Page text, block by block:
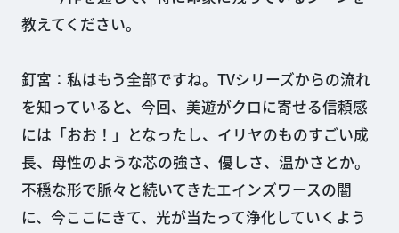
教えてください。
釘宮：私はもう全部ですね。TVシリーズからの流れ
を知っていると、今回、美遊がクロに寄せる信頼感
には「おお！」となったし、イリヤのものすごい成
長、母性のような芯の強さ、優しさ、温かさとか。
不穏な形で脈々と続いてきたエインズワースの闇
に、今ここにきて、光が当たって浄化していくよう